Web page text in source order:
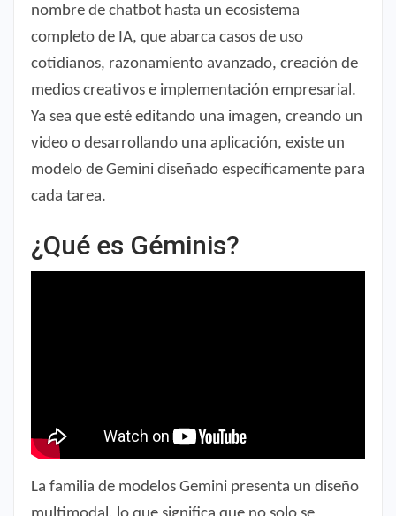
nombre de chatbot hasta un ecosistema
completo de IA, que abarca casos de uso
cotidianos, razonamiento avanzado, creación de
medios creativos e implementación empresarial.
Ya sea que esté editando una imagen, creando un
video o desarrollando una aplicación, existe un
modelo de Gemini diseñado específicamente para
cada tarea.
¿Qué es Géminis?
La familia de modelos Gemini presenta un diseño